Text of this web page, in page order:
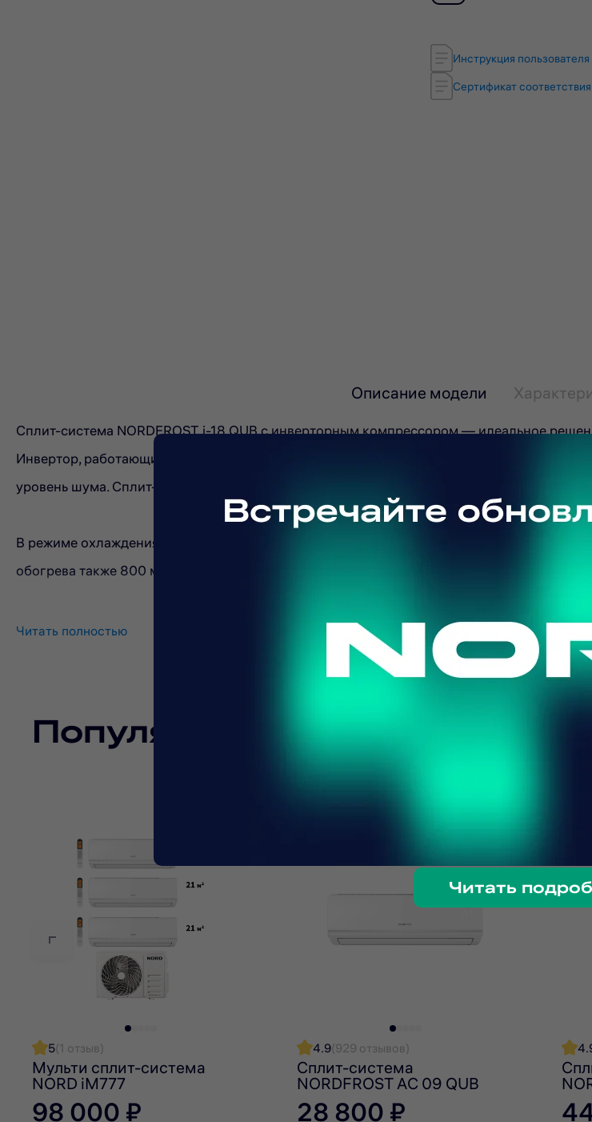
Читать
Инструкция пользователя
Сертификат соответствия
Описание модели
Сплит-система NORDFROST i-18 QUB с инверторным компрессором — идеальное
Инвертор, работающий с помощью инновационных технологий, обеспечивает высокую
уровень шума. Сплит-система работает на охлаждение, обогрев и осушение помещения.
В режиме охлаждения производительность 800 м3/час за считанные минуты
обогрева также 800 м3/час.
Сплит-система состоит из двух блоков. Уровень шума внешнего, которыйкрепится на
Внутренний блок сплит-системы имеет воздушный фильтр, который удерживает пыль
минимальное расстояние от стен и потолка, указанное в инструкции. Это способствует
Сплит-система работает на безопасном и энергоэффективном фреоне нового
снижает потенциал глобального потепления.
Выбор режима, скорости и температуры потока осуществляется с помощью
состояние кондиционера и выявлять возможные неисправности. Фантомный дисплей
Дополнительно кондиционер можно подключить к системе «Умный дом». Для этого
Читать полностью
Популярные товары
5(1 отзыв)
Мульти сплит-система
NORD iM777
98 000 ₽
4.9(929 отзывов)
Сплит-система
NORDFROST AC 09 QUB
28 800 ₽
Я прочитал(а) политику обработки